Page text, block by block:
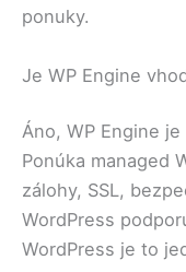
ponuky.
Je WP Engine
Áno, WP Engine
Ponúka managed
zálohy, SSL,
WordPress
WordPress je to